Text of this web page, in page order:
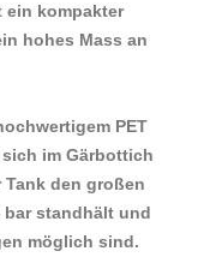
ein kompakter
hohes Mass an
PET
im Gärbottich
den großen
bar standhält und
möglich sind.